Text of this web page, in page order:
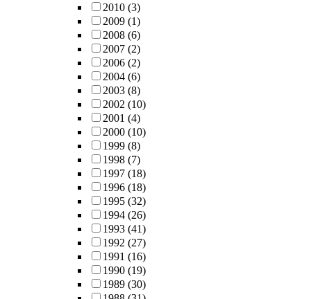
2010 (3)
2009 (1)
2008 (6)
2007 (2)
2006 (2)
2004 (6)
2003 (8)
2002 (10)
2001 (4)
2000 (10)
1999 (8)
1998 (7)
1997 (18)
1996 (18)
1995 (32)
1994 (26)
1993 (41)
1992 (27)
1991 (16)
1990 (19)
1989 (30)